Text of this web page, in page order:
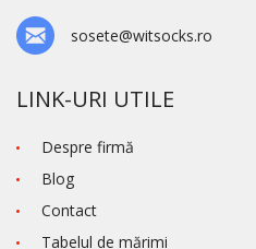
sosete@witsocks.ro
LINK-URI UTILE
Despre firmă
Blog
Contact
Tabelul de mărimi